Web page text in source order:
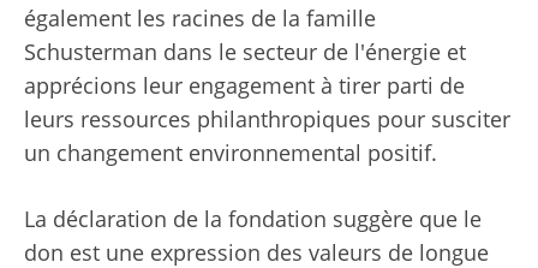
également les racines de la famille
Schusterman dans le secteur de l'énergie et
apprécions leur engagement à tirer parti de
leurs ressources philanthropiques pour susciter
un changement environnemental positif.
La déclaration de la fondation suggère que le
don est une expression des valeurs de longue